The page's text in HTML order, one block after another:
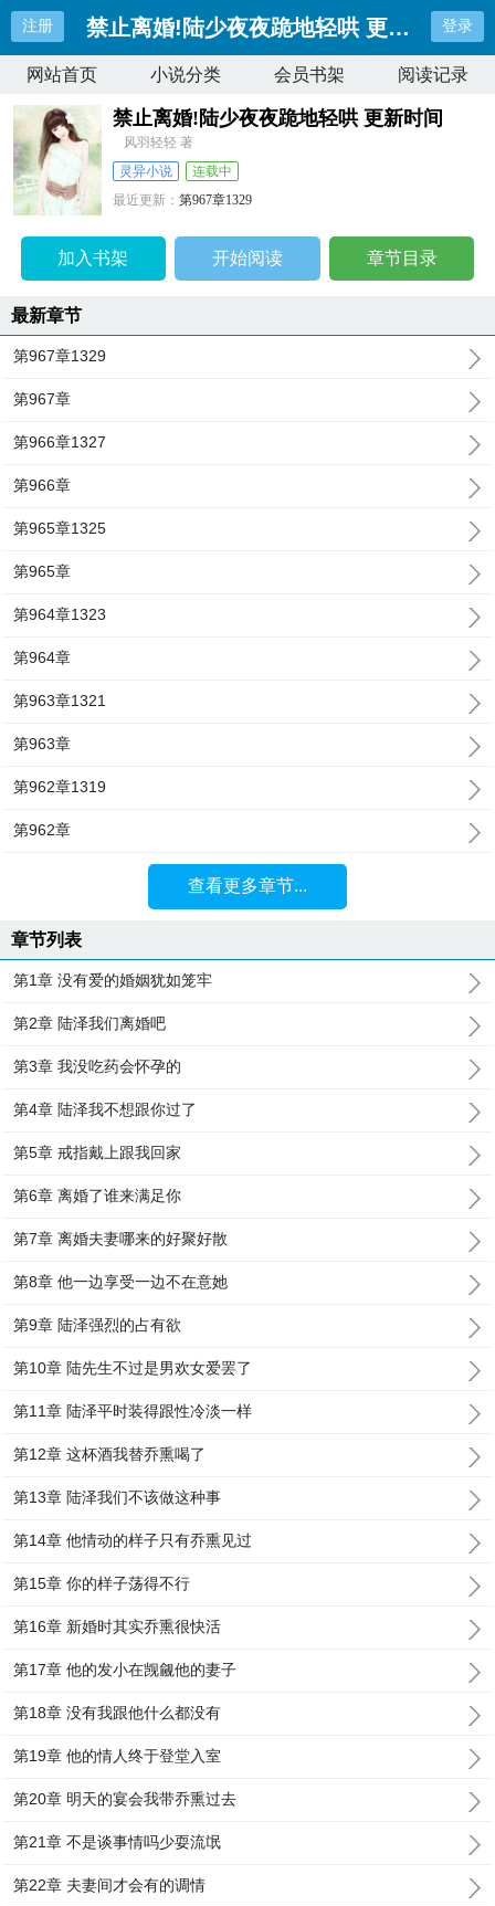
注册 禁止离婚!陆少夜夜跪地轻哄 更新时间登录
网站首页 小说分类 会员书架 阅读记录
禁止离婚!陆少夜夜跪地轻哄 更新时间
风羽轻轻 著
灵异小说
连载中
最近更新：第967章1329
加入书架 开始阅读 章节目录
最新章节
第967章1329
第967章
第966章1327
第966章
第965章1325
第965章
第964章1323
第964章
第963章1321
第963章
第962章1319
第962章
查看更多章节...
章节列表
第1章 没有爱的婚姻犹如笼牢
第2章 陆泽我们离婚吧
第3章 我没吃药会怀孕的
第4章 陆泽我不想跟你过了
第5章 戒指戴上跟我回家
第6章 离婚了谁来满足你
第7章 离婚夫妻哪来的好聚好散
第8章 他一边享受一边不在意她
第9章 陆泽强烈的占有欲
第10章 陆先生不过是男欢女爱罢了
第11章 陆泽平时装得跟性冷淡一样
第12章 这杯酒我替乔熏喝了
第13章 陆泽我们不该做这种事
第14章 他情动的样子只有乔熏见过
第15章 你的样子荡得不行
第16章 新婚时其实乔熏很快活
第17章 他的发小在觊觎他的妻子
第18章 没有我跟他什么都没有
第19章 他的情人终于登堂入室
第20章 明天的宴会我带乔熏过去
第21章 不是谈事情吗少耍流氓
第22章 夫妻间才会有的调情